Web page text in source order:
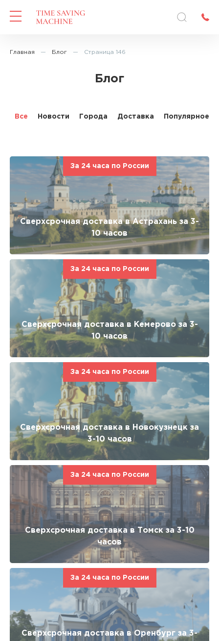
Главная — Блог — Страница 146
Блог
Все Новости Города Доставка Популярное
За 24 часа по России
Сверхсрочная доставка в Астрахань за 3-
10 часов
За 24 часа по России
Сверхсрочная доставка в Кемерово за 3-
10 часов
За 24 часа по России
Сверхсрочная доставка в Новокузнецк за
3-10 часов
За 24 часа по России
Сверхсрочная доставка в Томск за 3-10
часов
За 24 часа по России
Сверхсрочная доставка в Оренбург за 3-